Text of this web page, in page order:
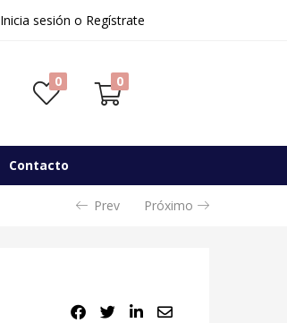
Inicia sesión o Regístrate
0 0
Contacto
Prev Próximo